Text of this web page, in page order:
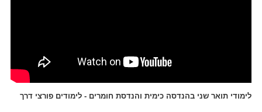
לימודי תואר שני בהנדסה כימית והנדסת חומרים - לימודים פורצי דרך